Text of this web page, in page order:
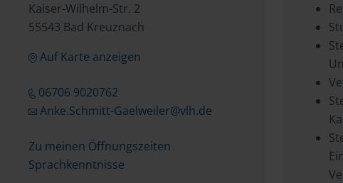
Kaiser-Wilhelm-Str. 2
55543 Bad Kreuznach
Auf Karte anzeigen
06706 9020762
Anke.Schmitt-Gaelweiler@vlh.de
Zu meinen Öffnungszeiten
Sprachkenntnisse